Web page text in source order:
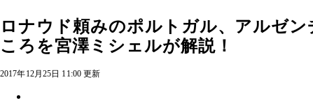
ロナウド頼みのポルトガル、アルゼ
ころを宮澤ミシェルが解説！
2017年12月25日 11:00 更新